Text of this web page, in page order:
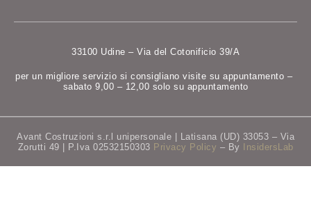
33100 Udine – Via del Cotonificio 39/A
per un migliore servizio si consigliano visite su appuntamento –
sabato 9,00 – 12,00 solo su appuntamento
Avant Costruzioni s.r.l unipersonale | Latisana (UD) 33053 – Via
Zorutti 49 | P.Iva 02532150303 Privacy Policy – By InsidersLab